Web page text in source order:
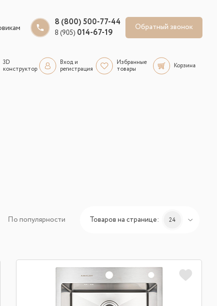
8 (800) 500-77-44
8 (905) 014-67-19 Обратный звонок
3D
конструктор
Вход и
регистрация
Избранные
товары
Корзина
По популярности Товаров на странице: 24